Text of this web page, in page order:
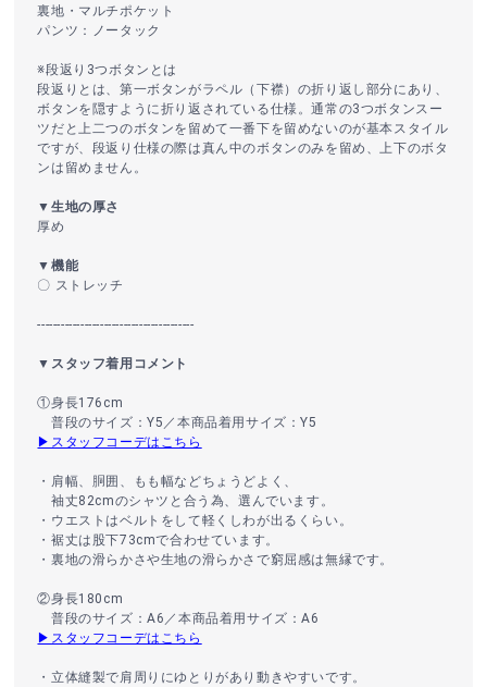
裏地・マルチポケット
パンツ：ノータック
※段返り3つボタンとは
段返りとは、第一ボタンがラペル（下襟）の折り返し部分にあり、
ボタンを隠すように折り返されている仕様。通常の3つボタンスー
ツだと上二つのボタンを留めて一番下を留めないのが基本スタイル
ですが、段返り仕様の際は真ん中のボタンのみを留め、上下のボタ
ンは留めません。
▼生地の厚さ
厚め
▼機能
〇 ストレッチ
----------------------------------------
▼スタッフ着用コメント
①身長176cm
普段のサイズ：Y5／本商品着用サイズ：Y5
▶スタッフコーデはこちら
・肩幅、胴囲、もも幅などちょうどよく、
袖丈82cmのシャツと合う為、選んでいます。
・ウエストはベルトをして軽くしわが出るくらい。
・裾丈は股下73cmで合わせています。
・裏地の滑らかさや生地の滑らかさで窮屈感は無縁です。
②身長180cm
普段のサイズ：A6／本商品着用サイズ：A6
▶スタッフコーデはこちら
・立体縫製で肩周りにゆとりがあり動きやすいです。